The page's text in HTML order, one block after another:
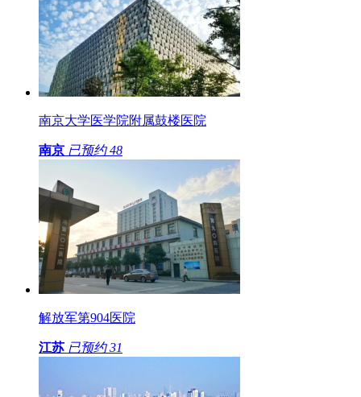
南京大学医学院附属鼓楼医院
南京 已预约 48
解放军第904医院
江苏 已预约 31